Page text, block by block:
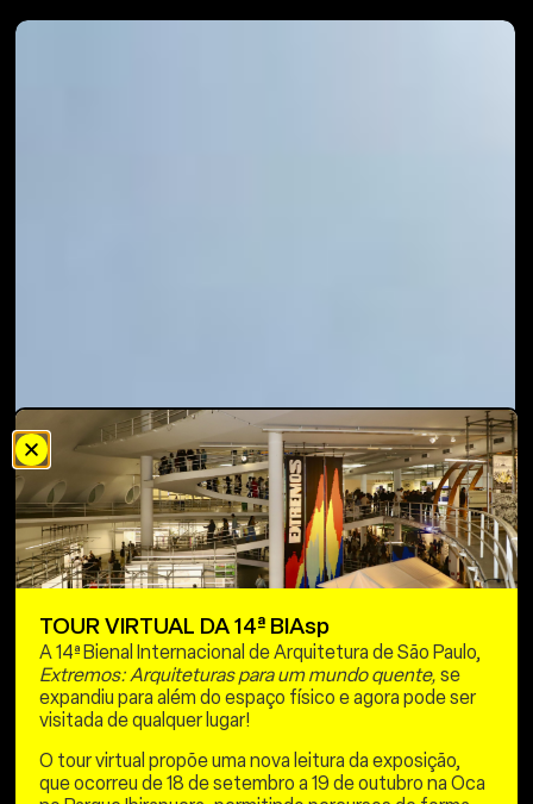
TOUR VIRTUAL DA 14ª BIAsp
A 14ª Bienal Internacional de Arquitetura de São Paulo,
Extremos: Arquiteturas para um mundo quente, se
expandiu para além do espaço físico e agora pode ser
visitada de qualquer lugar!
O tour virtual propõe uma nova leitura da exposição,
que ocorreu de 18 de setembro a 19 de outubro na Oca